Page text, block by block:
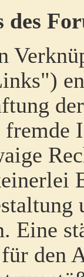
des
Eine
den